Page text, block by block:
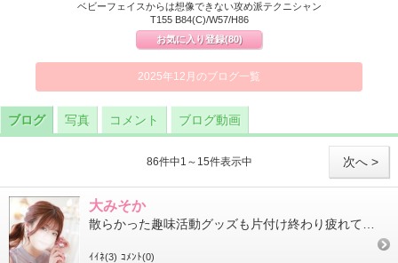
ベビーフェイスからは想像できない攻め派テクニシャン
T155 B84(C)/W57/H86
お気に入り登録(80)
2025年12月のブログ一覧
ブログ 写真 コメント ブログ動画
次へ >
86件中1～15件表示中
大みそか
ｲｲﾈ(3) ｺﾒﾝﾄ(0)